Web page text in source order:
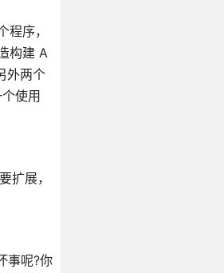
序，
构建 A
外两个
使用
扩展，
事呢?你